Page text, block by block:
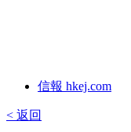
信報 hkej.com
< 返回